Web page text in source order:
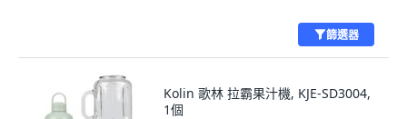
篩選器
Kolin 歌林 拉霸果汁機, KJE-SD3004,
1個